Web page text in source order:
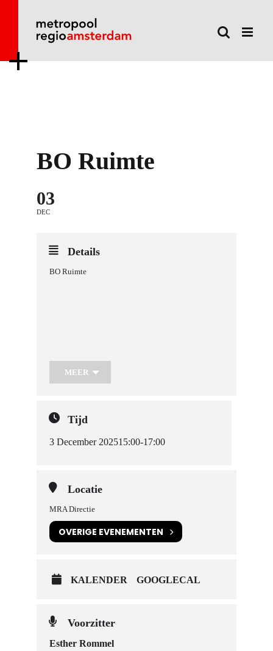
BO Ruimte
03
DEC
Details
BO Ruimte
MEER
Tijd
3 December 202515:00-17:00
Locatie
MRA Directie
OVERIGE EVENEMENTEN
KALENDER GOOGLECAL
Voorzitter
Esther Rommel